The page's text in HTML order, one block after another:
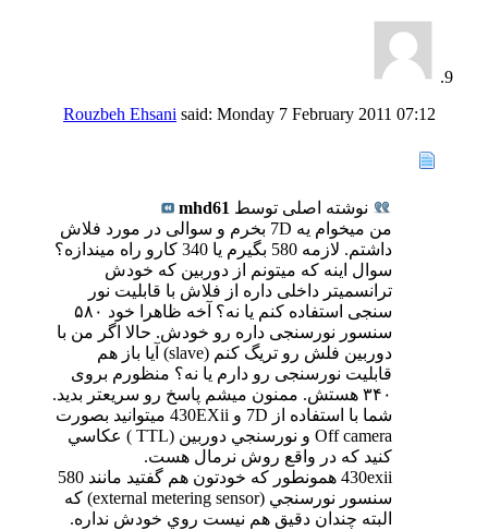
Rouzbeh Ehsani said: Monday 7 February 2011 07:12
نوشته اصلی توسط mhd61
من میخوام یه 7D بخرم و سوالی در مورد فلاش
داشتم. لازمه 580 بگیرم یا 340 کارو راه میندازه؟
سوال اینه که میتونم از دوربین که خودش
ترانسمیتر داخلی داره از فلاش با قابلیت نور
سنجی استفاده کنم یا نه؟ آخه ظاهرا خود ۵۸۰
سنسور نورسنجی داره رو خودش. حالا اگر من با
دوربین فلش رو تریگ کنم (slave) آیا باز هم
قابلیت نورسنجی رو دارم یا نه؟ منظورم بروی
۳۴۰ هستش. ممنون میشم پاسخ رو سریعتر بدید.
شما با استفاده از 7D و 430EXii ميتوانيد بصورت
Off camera و نورسنجي دوربين (TTL ) عكاسي
كنيد كه در واقع روش نرمال هست.
430exii همونطور كه خودتون هم گفتيد مانند 580
سنسور نورسنجي (external metering sensor) كه
البته چندان دقيق هم نيست روي خودش نداره.